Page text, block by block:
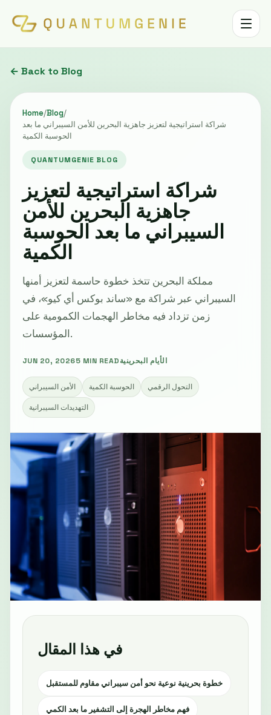
Toggle
← Back to Blog
Home/Blog/
شراكة استراتيجية لتعزيز جاهزية البحرين للأمن السيبراني ما بعد
الحوسبة الكمية
QUANTUMGENIE BLOG
شراكة استراتيجية لتعزيز
جاهزية البحرين للأمن
السيبراني ما بعد الحوسبة
الكمية
مملكة البحرين تتخذ خطوة حاسمة لتعزيز أمنها
السيبراني عبر شراكة مع «ساند بوكس أي كيو»، في
زمن تزداد فيه مخاطر الهجمات الكمومية على
المؤسسات.
JUN 20, 20265 MIN READالأيام البحرينية
الأمن السيبراني الحوسبة الكمية التحول الرقمي
التهديدات السيبرانية
في هذا المقال
خطوة بحرينية نوعية نحو أمن سيبراني مقاوم للمستقبل
فهم مخاطر الهجرة إلى التشفير ما بعد الكمي